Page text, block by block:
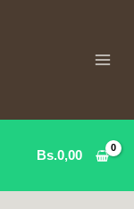
Bs.0,00